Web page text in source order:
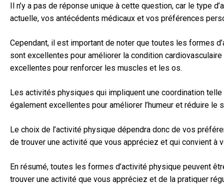
Il n’y a pas de réponse unique à cette question, car le type
actuelle, vos antécédents médicaux et vos préférences
Cependant, il est important de noter que toutes les formes
sont excellentes pour améliorer la condition
excellentes pour renforcer les muscles et les os.
Les activités physiques qui impliquent une coordination
également excellentes pour améliorer l’humeur et réduire le
Le choix de l’activité physique dépendra donc de vos
de trouver une activité que vous appréciez et qui convient à
En résumé, toutes les formes d’activité physique peuvent
trouver une activité que vous appréciez et de la pratiquer